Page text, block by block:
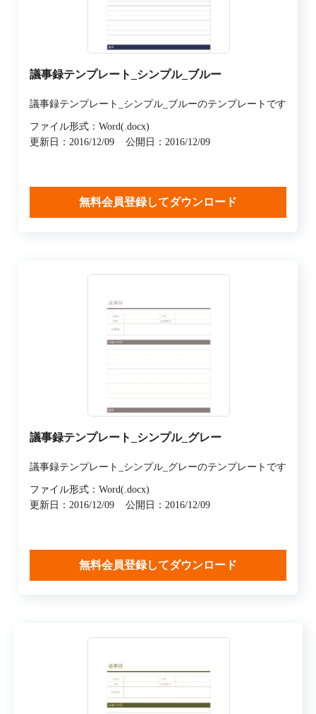
議事録テンプレート_シンプル_ブルー
議事録テンプレート_シンプル_ブルーのテンプレートです
ファイル形式：Word(.docx)
更新日：2016/12/09
公開日：2016/12/09
無料会員登録してダウンロード
議事録テンプレート_シンプル_グレー
議事録テンプレート_シンプル_グレーのテンプレートです
ファイル形式：Word(.docx)
更新日：2016/12/09
公開日：2016/12/09
無料会員登録してダウンロード